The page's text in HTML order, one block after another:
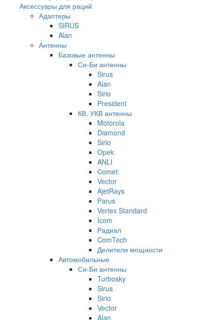
Аксессуары для раций
Адаптеры
SIRUS
Alan
Антенны
Базовые антенны
Си-Би антенны
Sirus
Alan
Sirio
President
КВ, УКВ антенны
Motorola
Diamond
Sirio
Opek
ANLI
Comet
Vector
AjetRays
Parus
Vertex Standard
Icom
Радиал
ComTech
Делители мощности
Автомобильные
Си-Би антенны
Turbosky
Sirus
Sirio
Vector
Alan